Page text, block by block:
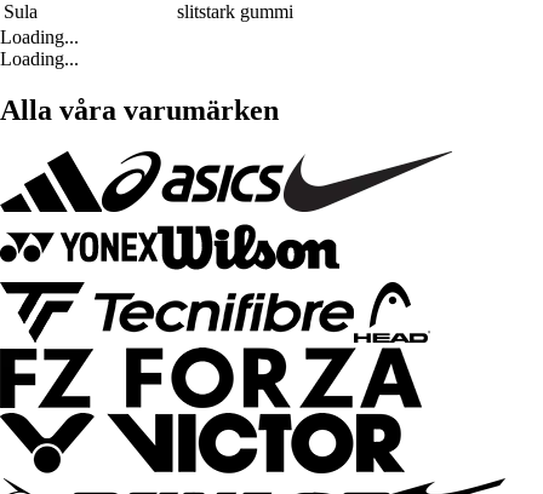
Sula
slitstark gummi
Loading...
Loading...
Alla våra varumärken